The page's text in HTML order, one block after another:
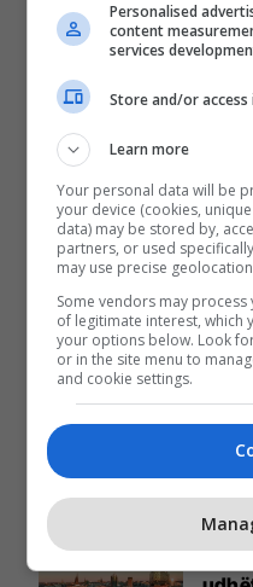
Promo
Personalised
content
services
Store and/or
Learn more
Your personal data will be
your device (cookies,
data) may be stored by,
partners, or used
may use precise
Some vendors may
of legitimate interest, which
your options below. Look
or in the site menu to
and cookie settings.